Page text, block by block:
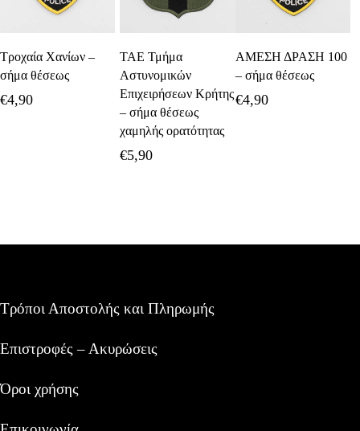
Προσθήκη Στο
Καλάθι
Τροχαία Χανίων –
σήμα θέσεως
€4,90
Προσθήκη Στο
Καλάθι
ΤΑΕ Τμήμα
Αστυνομικών
Επιχειρήσεων Κρήτης
– σήμα θέσεως
χαμηλής ορατότητας
€5,90
Καλάθι
ΑΜΕΣΗ ΔΡΑΣΗ 100
– σήμα θέσεως
€4,90
Τρόποι Αποστολής και Πληρωμής
Επιστροφές – Ακυρώσεις
Όροι χρήσης